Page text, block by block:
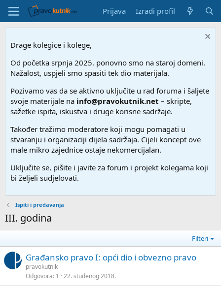
Prijava Izradi profil
Drage kolegice i kolege,
Od početka srpnja 2025. ponovno smo na staroj domeni.
Nažalost, uspjeli smo spasiti tek dio materijala.
Pozivamo vas da se aktivno uključite u rad foruma i šaljete
svoje materijale na info@pravokutnik.net – skripte,
sažetke ispita, iskustva i druge korisne sadržaje.
Također tražimo moderatore koji mogu pomagati u
stvaranju i organizaciji dijela sadržaja. Cijeli koncept ove
male mikro zajednice ostaje nekomercijalan.
Uključite se, pišite i javite za forum i projekt kolegama koji
bi željeli sudjelovati.
Ispiti i predavanja
III. godina
Filteri
Građansko pravo I: opći dio i obvezno pravo
pravokutnik
Odgovora 1 22. studenog 2018.